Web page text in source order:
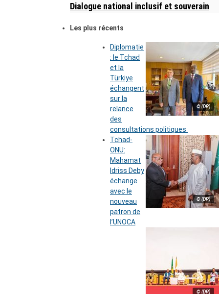
Dialogue national inclusif et souverain
Les plus récents
© (DR)
Diplomatie
: le Tchad
et la
Türkiye
échangent
sur la
relance
des
consultations politiques
© (DR)
Tchad-
ONU:
Mahamat
Idriss Deby
échange
avec le
nouveau
patron de
l’UNOCA
© (DR)